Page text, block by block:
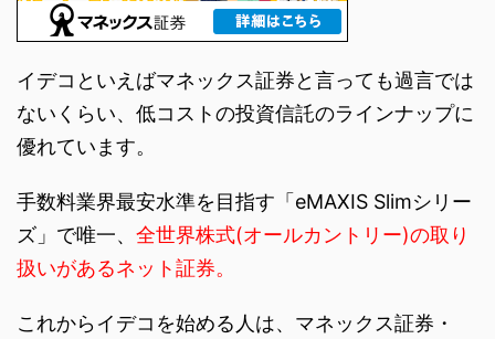
イデコといえばマネックス証券と言っても過言では
ないくらい、低コストの投資信託のラインナップに
優れています。
手数料業界最安水準を目指す「eMAXIS Slimシリー
ズ」で唯一、 全世界株式(オールカントリー)の取り
扱いがあるネット証券。
これからイデコを始める人は、マネックス証券・